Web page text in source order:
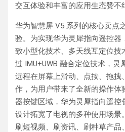
交互体验和丰富的应用生态赞不
华为智慧屏 V5 系列的核心卖点
验。为实现华为灵犀指向遥控器
致小型化技术、多天线互定位技
过 IMU+UWB 融合定位技术，
远程在屏幕上滑动、点按、拖拽
作，为用户带来了全新的操作体
器按键区域，华为灵犀指向遥控
设计拓宽了电视的多种使用场景
刷短视频、刷资讯、刷种草产品